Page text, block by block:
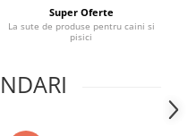
Super Oferte
La sute de produse pentru caini si
pisici